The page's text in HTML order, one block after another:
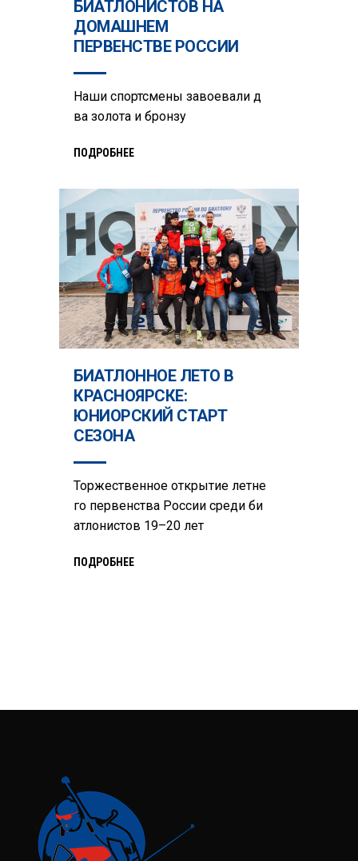
БИАТЛОНИСТОВ НА
ДОМАШНЕМ
ПЕРВЕНСТВЕ РОССИИ
Наши спортсмены завоевали д
ва золота и бронзу
ПОДРОБНЕЕ
БИАТЛОННОЕ ЛЕТО В
КРАСНОЯРСКЕ:
ЮНИОРСКИЙ СТАРТ
СЕЗОНА
Торжественное открытие летне
го первенства России среди би
атлонистов 19–20 лет
ПОДРОБНЕЕ